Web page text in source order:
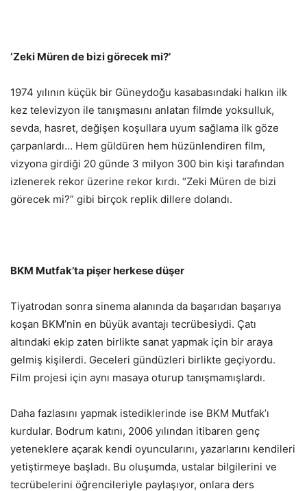
‘Zeki Müren de bizi görecek mi?’
1974 yılının küçük bir Güneydoğu kasabasındaki halkın ilk
kez televizyon ile tanışmasını anlatan filmde yoksulluk,
sevda, hasret, değişen koşullara uyum sağlama ilk göze
çarpanlardı… Hem güldüren hem hüzünlendiren film,
vizyona girdiği 20 günde 3 milyon 300 bin kişi tarafından
izlenerek rekor üzerine rekor kırdı. “Zeki Müren de bizi
görecek mi?” gibi birçok replik dillere dolandı.
BKM Mutfak’ta pişer herkese düşer
Tiyatrodan sonra sinema alanında da başarıdan başarıya
koşan BKM’nin en büyük avantajı tecrübesiydi. Çatı
altındaki ekip zaten birlikte sanat yapmak için bir araya
gelmiş kişilerdi. Geceleri gündüzleri birlikte geçiyordu.
Film projesi için aynı masaya oturup tanışmamışlardı.
Daha fazlasını yapmak istediklerinde ise BKM Mutfak’ı
kurdular. Bodrum katını, 2006 yılından itibaren genç
yeteneklere açarak kendi oyuncularını, yazarlarını kendileri
yetiştirmeye başladı. Bu oluşumda, ustalar bilgilerini ve
tecrübelerini öğrencileriyle paylaşıyor, onlara ders